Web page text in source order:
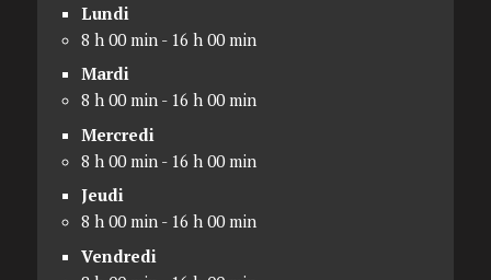
Lundi
8 h 00 min - 16 h 00 min
Mardi
8 h 00 min - 16 h 00 min
Mercredi
8 h 00 min - 16 h 00 min
Jeudi
8 h 00 min - 16 h 00 min
Vendredi